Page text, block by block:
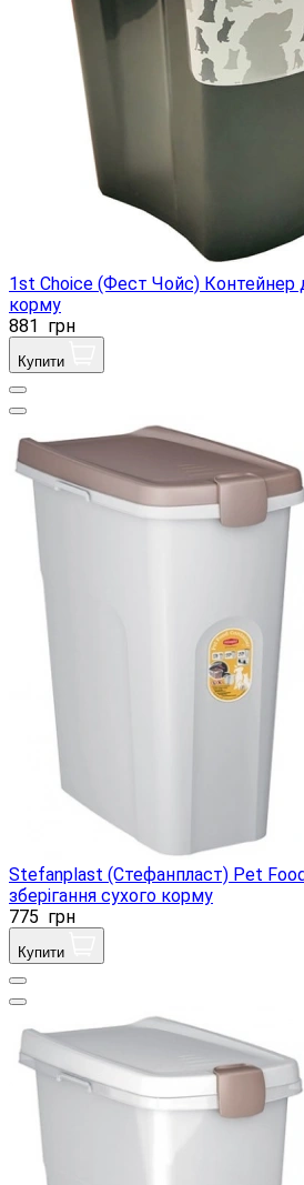
1st Choice (Фест Чойс) Контейнер
корму
881 грн
Купити
Stefanplast (Стефанпласт) Pet
зберігання сухого корму
775 грн
Купити